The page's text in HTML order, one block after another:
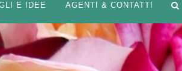
E IDEE AGENTI & CONTATTI